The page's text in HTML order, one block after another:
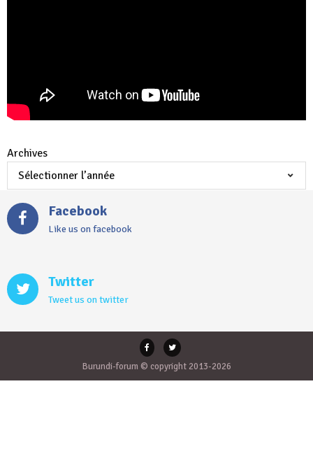
Archives
Facebook
Like us on facebook
Twitter
Tweet us on twitter
Burundi-forum © copyright 2013-2026